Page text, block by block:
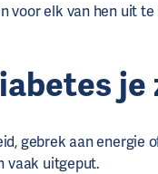
voor elk van hen uit
je
gebrek aan energie
vaak uitgeput.